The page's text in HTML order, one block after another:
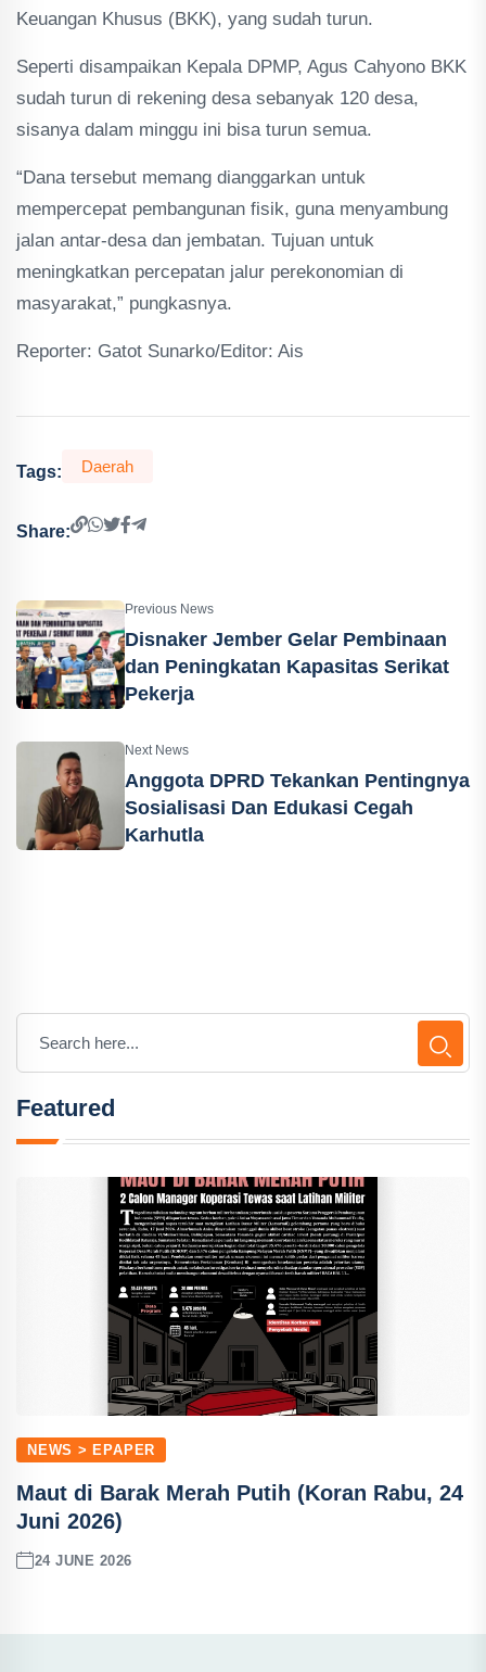
Keuangan Khusus (BKK), yang sudah turun.
Seperti disampaikan Kepala DPMP, Agus Cahyono BKK
sudah turun di rekening desa sebanyak 120 desa,
sisanya dalam minggu ini bisa turun semua.
“Dana tersebut memang dianggarkan untuk
mempercepat pembangunan fisik, guna menyambung
jalan antar-desa dan jembatan. Tujuan untuk
meningkatkan percepatan jalur perekonomian di
masyarakat,” pungkasnya.
Reporter: Gatot Sunarko/Editor: Ais
Tags: Daerah
Share:
Previous News
Disnaker Jember Gelar Pembinaan
dan Peningkatan Kapasitas Serikat
Pekerja
Next News
Anggota DPRD Tekankan Pentingnya
Sosialisasi Dan Edukasi Cegah
Karhutla
Featured
NEWS > EPAPER
Maut di Barak Merah Putih (Koran Rabu, 24
Juni 2026)
24 JUNE 2026